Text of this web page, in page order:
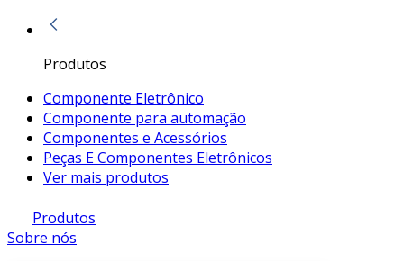
Produtos
Componente Eletrônico
Componente para automação
Componentes e Acessórios
Peças E Componentes Eletrônicos
Ver mais produtos
Produtos
Sobre nós